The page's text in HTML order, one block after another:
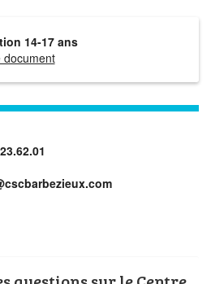
14-17 ans
document